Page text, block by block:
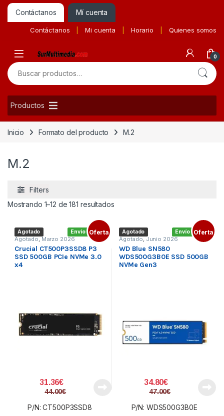
Contáctanos Mí cuenta
Contáctanos Mi cuenta Horario Quienes somos
0
Buscar por:
Productos
Inicio Formato del producto M.2
M.2
Filters
Mostrando 1–12 de 181 resultadosOrdenado por precio: bajo a alto
Envío gratis
Agotado Oferta
Agotado, Marzo 2026
Crucial CT500P3SSD8 P3
SSD 500GB PCIe NVMe 3.0
x4
31.36€
44.00€
P/N: CT500P3SSD8
Envío gratis
Agotado Oferta
Agotado, Junio 2026
WD Blue SN580
WDS500G3B0E SSD 500GB
NVMe Gen3
34.80€
47.00€
P/N: WDS500G3B0E